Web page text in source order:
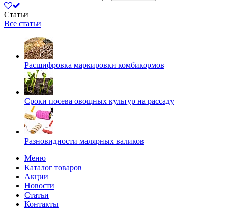
Статьи
Все статьи
Расшифровка маркировки комбикормов
Сроки посева овощных культур на рассаду
Разновидности малярных валиков
Меню
Каталог товаров
Акции
Новости
Статьи
Контакты